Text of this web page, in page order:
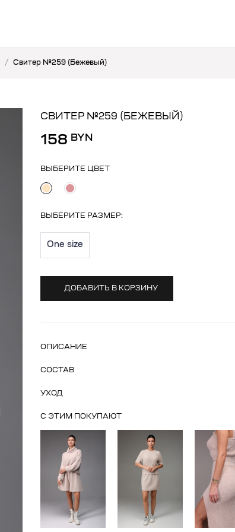
/ Свитер №259 (Бежевый)
СВИТЕР №259 (БЕЖЕВЫЙ)
158 BYN
ВЫБЕРИТЕ ЦВЕТ
ВЫБЕРИТЕ РАЗМЕР:
One size
ДОБАВИТЬ В КОРЗИНУ
ОПИСАНИЕ
СОСТАВ
УХОД
С ЭТИМ ПОКУПАЮТ